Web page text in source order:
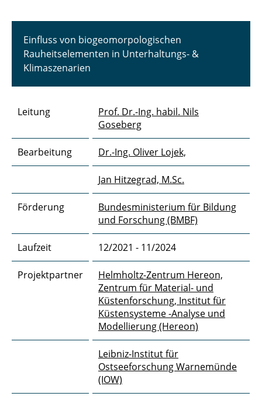
BEOSand
ALPHEUS
BIVA-WATT
CoastalFutures
CoastalFutures II
COIN
DV Helgoland
Gute Küste Niedersachsen
Einfluss von biogeomorpologischen
Rauheitselementen in Unterhaltungs- &
Klimaszenarien
Leitung
Prof. Dr.-Ing. habil. Nils
Goseberg
Bearbeitung Dr.-Ing. Oliver Lojek,
Jan Hitzegrad, M.Sc.
Förderung
Bundesministerium für Bildung
und Forschung (BMBF)
Laufzeit 12/2021 - 11/2024
Projektpartner
Helmholtz-Zentrum Hereon,
Zentrum für Material- und
Küstenforschung, Institut für
Küstensysteme -Analyse und
Modellierung (Hereon)
Leibniz-Institut für
Ostseeforschung Warnemünde
(IOW)